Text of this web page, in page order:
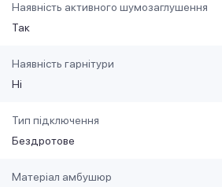
Наявність активного шумозаглушення
Так
Наявність гарнітури
Ні
Тип підключення
Бездротове
Матеріал амбушюр